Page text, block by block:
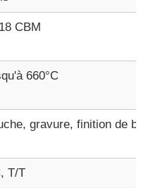
de couleur
CBM
660°C
gravure, finition de
T/T